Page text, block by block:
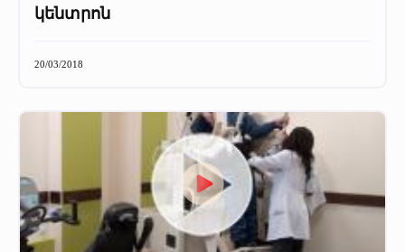
կենտրոն
20/03/2018